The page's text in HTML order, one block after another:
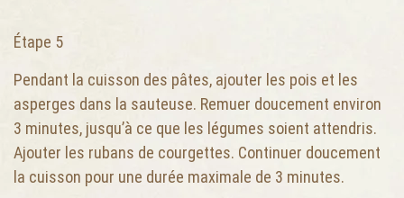
Étape 5
Pendant la cuisson des pâtes, ajouter les pois et les
asperges dans la sauteuse. Remuer doucement environ
3 minutes, jusqu’à ce que les légumes soient attendris.
Ajouter les rubans de courgettes. Continuer doucement
la cuisson pour une durée maximale de 3 minutes.